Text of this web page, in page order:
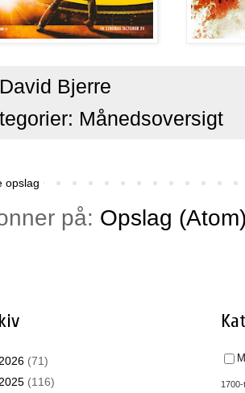
David Bjerre
Månedsoversigt
opslag
på: Opslag
2026 (71)
2025 (116)
1700-